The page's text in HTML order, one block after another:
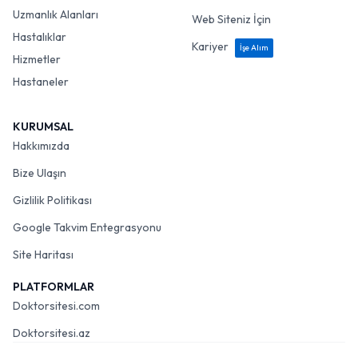
Uzmanlık Alanları
Hastalıklar
Hizmetler
Hastaneler
Web Siteniz İçin
Kariyer
İşe Alım
KURUMSAL
Hakkımızda
Bize Ulaşın
Gizlilik Politikası
Google Takvim Entegrasyonu
Site Haritası
PLATFORMLAR
Doktorsitesi.com
Doktorsitesi.az